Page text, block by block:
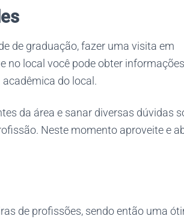
de graduação, fazer uma visita em
no local você pode obter
do local.
da área e sanar diversas dúvidas
Neste momento aproveite e
de profissões, sendo então uma